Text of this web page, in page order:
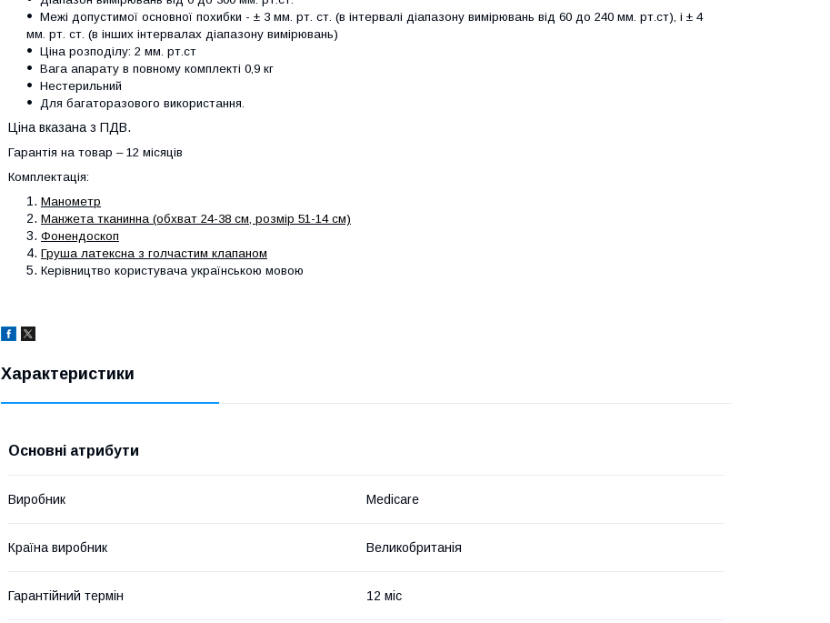
Межі допустимої основної похибки - ± 3 мм. рт. ст. (в інтервалі діапазону вимірювань від 60 до 240 мм. рт.ст), і ± 4
мм. рт. ст. (в інших інтервалах діапазону вимірювань)
Ціна розподілу: 2 мм. рт.ст
Вага апарату в повному комплекті 0,9 кг
Нестерильний
Для багаторазового використання.
Ціна вказана з ПДВ.
Гарантія на товар – 12 місяців
Комплектація:
Манометр
Манжета тканинна (обхват 24-38 см, розмір 51-14 см)
Фонендоскоп
Груша латексна з голчастим клапаном
Керівництво користувача українською мовою
Характеристики
Основні атрибути
Виробник Medicare
Країна виробник Великобританія
Гарантійний термін 12 міс